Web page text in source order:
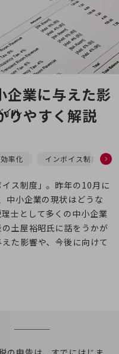
イル
企業に与えた影
りやすく解説
率化 インボイス制度
ス制度」。昨年の10月に
中小企業の現状はどうな
士として多くの中小企業
土屋裕昭氏に話をうかが
た影響や、今後に向けて